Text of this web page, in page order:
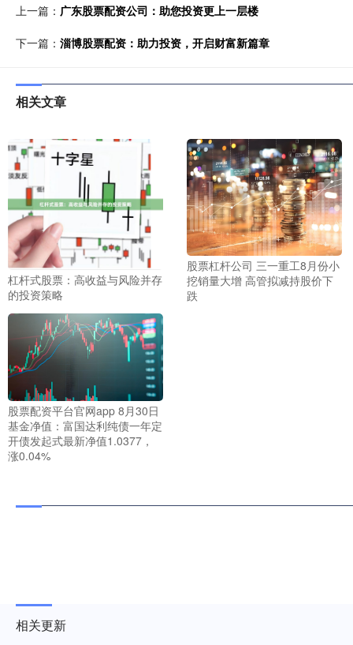
上一篇： 广东股票配资公司：助您投资更上一层楼
下一篇： 淄博股票配资：助力投资，开启财富新篇章
相关文章
杠杆式股票：高收益与风险并存
的投资策略
股票杠杆公司 三一重工8月份小
挖销量大增 高管拟减持股价下
跌
股票配资平台官网app 8月30日
基金净值：富国达利纯债一年定
开债发起式最新净值1.0377，
涨0.04%
相关更新